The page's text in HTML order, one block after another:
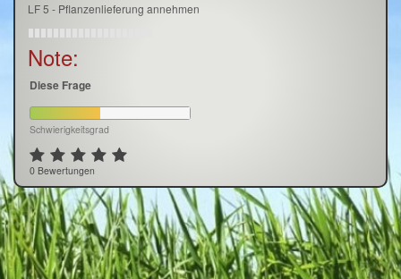
LF 5 - Pflanzenlieferung annehmen
Note:
Diese Frage
Schwierigkeitsgrad
0 Bewertungen